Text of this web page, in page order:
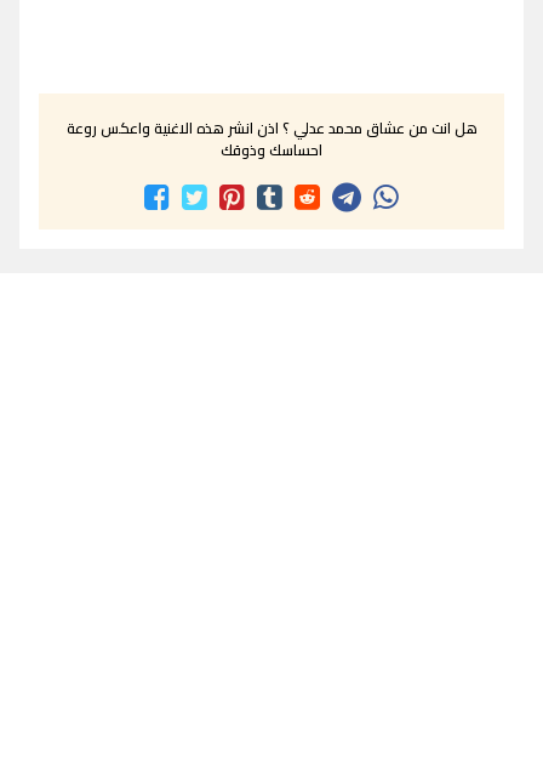
هل انت من عشاق محمد عدلي ؟ اذن انشر هذه الاغنية واعكس روعة
احساسك وذوقك